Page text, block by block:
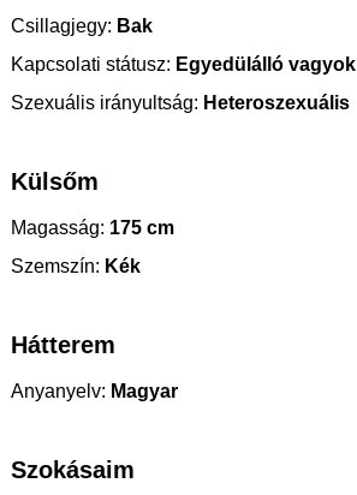
Csillagjegy: Bak
Kapcsolati státusz: Egyedülálló vagyok
Szexuális irányultság: Heteroszexuális
Külsőm
Magasság: 175 cm
Szemszín: Kék
Hátterem
Anyanyelv: Magyar
Szokásaim